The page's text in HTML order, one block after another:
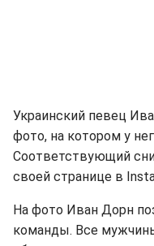
Украинский певец
фото, на котором у
Соответствующий
своей странице в
На фото Иван Дорн
команды. Все